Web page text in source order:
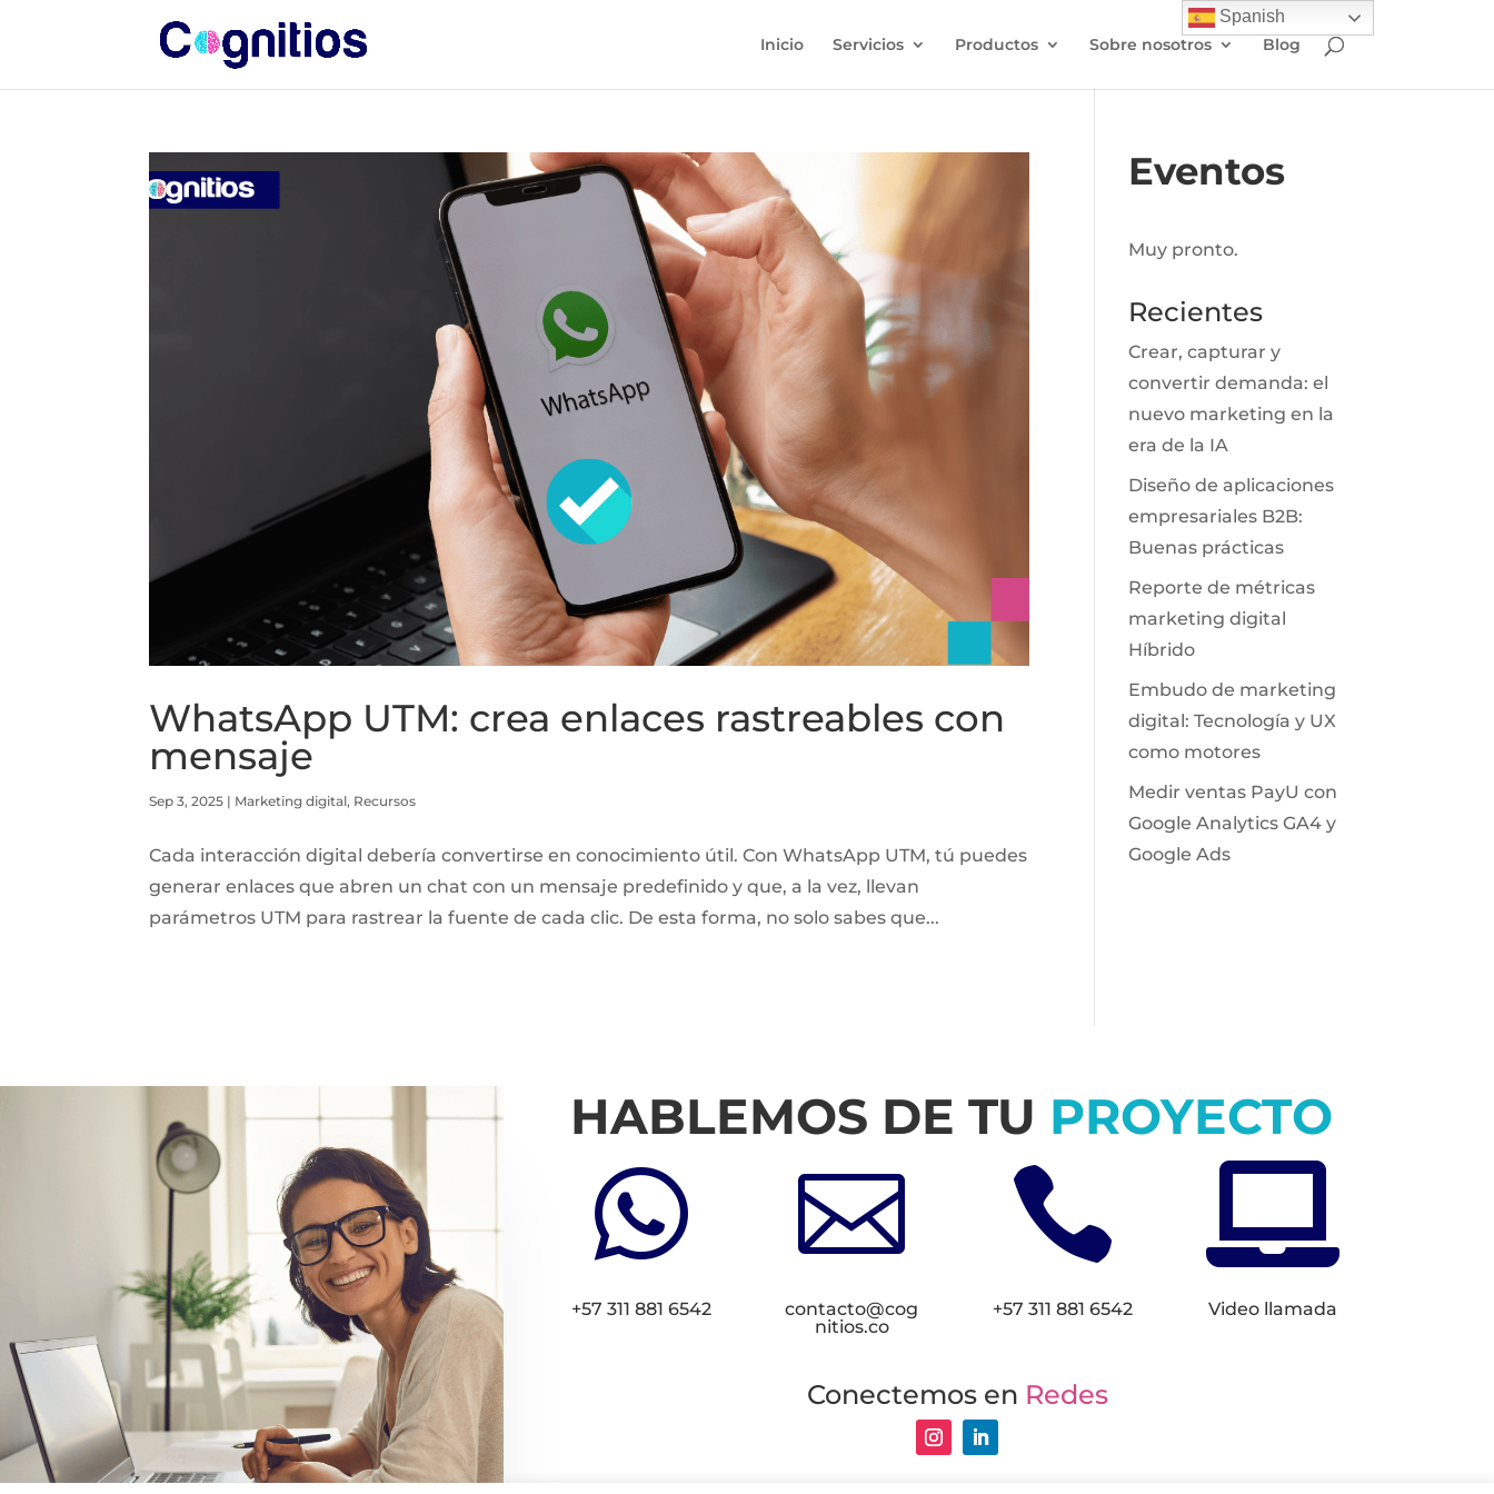
Inicio Servicios Productos Sobre nosotros Blog
WhatsApp UTM: crea enlaces rastreables con
mensaje
Sep 3, 2025 | Marketing digital, Recursos
Cada interacción digital debería convertirse en conocimiento útil. Con WhatsApp UTM, tú puedes
generar enlaces que abren un chat con un mensaje predefinido y que, a la vez, llevan
parámetros UTM para rastrear la fuente de cada clic. De esta forma, no solo sabes que...
Eventos
Muy pronto.
Recientes
Crear, capturar y
convertir demanda: el
nuevo marketing en la
era de la IA
Diseño de aplicaciones
empresariales B2B:
Buenas prácticas
Reporte de métricas
marketing digital
Híbrido
Embudo de marketing
digital: Tecnología y UX
como motores
Medir ventas PayU con
Google Analytics GA4 y
Google Ads
HABLEMOS DE TU PROYECTO

+57 311 881 6542

contacto@cog
nitios.co

+57 311 881 6542

Video llamada
Conectemos en Redes
Spanish